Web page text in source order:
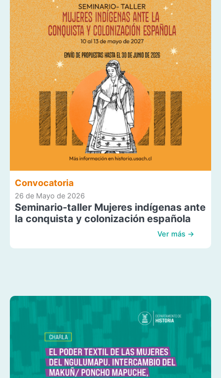
Convocatoria
26 de Mayo de 2026
Seminario-taller Mujeres indígenas ante
la conquista y colonización española
Ver más →